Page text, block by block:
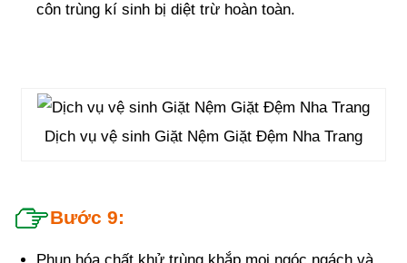
côn trùng kí sinh bị diệt trừ hoàn toàn.
Dịch vụ vệ sinh Giặt Nệm Giặt Đệm Nha Trang
Bước 9: